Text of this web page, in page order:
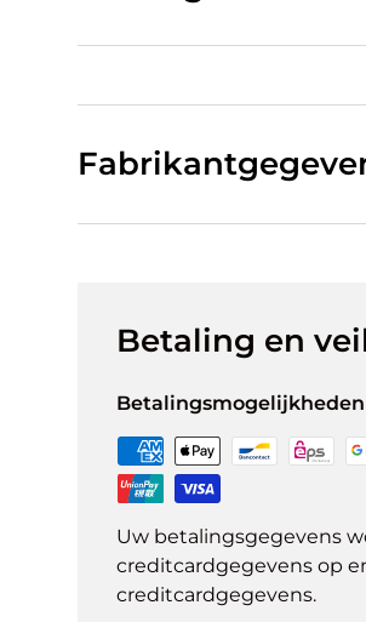
Betaling en
Betalingsmogelijkheden
Uw betalingsgegevens
creditcardgegevens op
creditcardgegevens.